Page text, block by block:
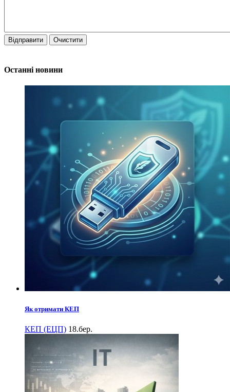
Відправити Очистити
Останні новини
Як отримати КЕП
КЕП (ЕЦП) 18.бер.